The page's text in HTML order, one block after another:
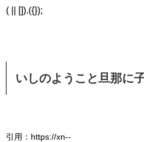
( || []).({});
いしのようこと旦那に
引用：https://xn--